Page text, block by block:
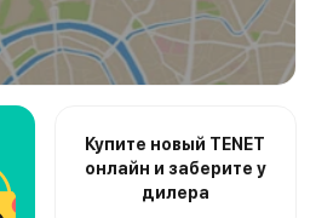
Купите новый TENET
онлайн и заберите у
дилера